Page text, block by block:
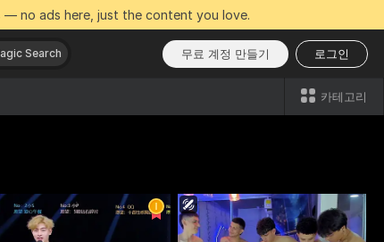
no ads here, just the content you love.
Search 무료 계정 만들기 로그인
카테고리